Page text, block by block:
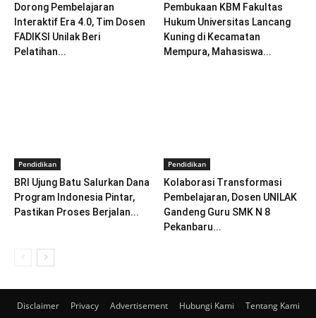
Dorong Pembelajaran
Interaktif Era 4.0, Tim Dosen
FADIKSI Unilak Beri
Pelatihan...
Pembukaan KBM Fakultas
Hukum Universitas Lancang
Kuning di Kecamatan
Mempura, Mahasiswa...
Pendidikan
BRI Ujung Batu Salurkan Dana
Program Indonesia Pintar,
Pastikan Proses Berjalan...
Pendidikan
Kolaborasi Transformasi
Pembelajaran, Dosen UNILAK
Gandeng Guru SMK N 8
Pekanbaru...
Disclaimer Privacy Advertisement Hubungi Kami Tentang Kami